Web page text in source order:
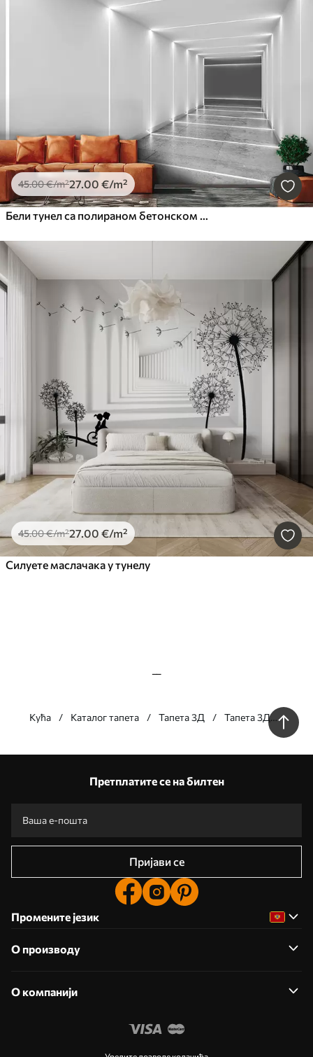
45.00€/m²27 .00 €/m²
45.00€/m²27 .00 €/m²
Силуете маслачака у тунелу
Кућа Каталог тапета Тапета 3Д
Тапета 3Д
Производња према индивидуалним величинама
Промотивни кодови са попустима за наручивање!
Претплатите се на билтен
Пријави се
Промените језик
О производу
О компанији